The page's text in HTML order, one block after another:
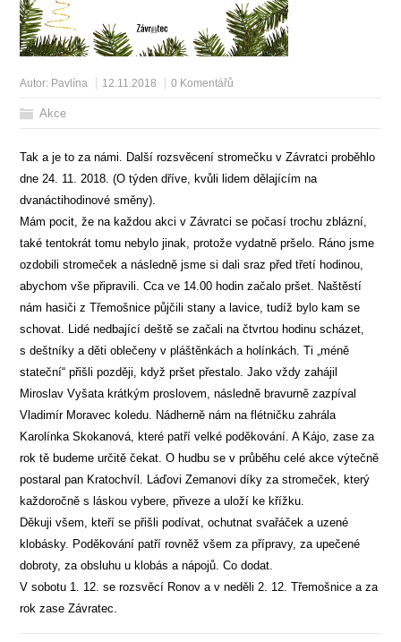
Autor: Pavlína 12.11.2018 0 Komentářů
Akce
Tak a je to za námi. Další rozsvěcení stromečku v Závratci proběhlo
dne 24. 11. 2018. (O týden dříve, kvůli lidem dělajícím na
dvanáctihodinové směny).
Mám pocit, že na každou akci v Závratci se počasí trochu zblázní,
také tentokrát tomu nebylo jinak, protože vydatně pršelo. Ráno jsme
ozdobili stromeček a následně jsme si dali sraz před třetí hodinou,
abychom vše připravili. Cca ve 14.00 hodin začalo pršet. Naštěstí
nám hasiči z Třemošnice půjčili stany a lavice, tudíž bylo kam se
schovat. Lidé nedbající deště se začali na čtvrtou hodinu scházet,
s deštníky a děti oblečeny v pláštěnkách a holínkách. Ti „méně
stateční“ přišli později, když pršet přestalo. Jako vždy zahájil
Miroslav Vyšata krátkým proslovem, následně bravurně zazpíval
Vladimír Moravec koledu. Nádherně nám na flétničku zahrála
Karolínka Skokanová, které patří velké poděkování. A Kájo, zase za
rok tě budeme určitě čekat. O hudbu se v průběhu celé akce výtečně
postaral pan Kratochvíl. Láďovi Zemanovi díky za stromeček, který
každoročně s láskou vybere, přiveze a uloží ke křížku.
Děkuji všem, kteří se přišli podívat, ochutnat svařáček a uzené
klobásky. Poděkování patří rovněž všem za přípravy, za upečené
dobroty, za obsluhu u klobás a nápojů. Co dodat.
V sobotu 1. 12. se rozsvěcí Ronov a v neděli 2. 12. Třemošnice a za
rok zase Závratec.